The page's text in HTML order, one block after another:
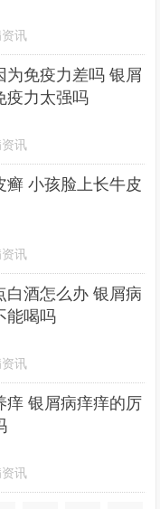
讯
为免疫力差吗 银屑
疫力太强吗
讯
癣 小孩脸上长牛皮
讯
白酒怎么办 银屑病
能喝吗
讯
痒 银屑病痒痒的厉
讯